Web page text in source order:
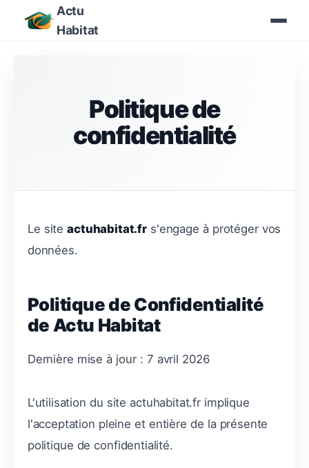
Actu
Habitat
Politique de
confidentialité
Le siteactuhabitat.frs'engage à protéger vos
données.
Politique de Confidentialité
de Actu Habitat
Dernière mise à jour : 7 avril 2026
L'utilisation du site actuhabitat.fr implique
l'acceptation pleine et entière de la présente
politique de confidentialité.